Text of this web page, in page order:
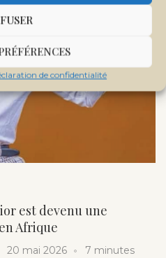
de confidentialité
est devenu une
Afrique
20 mai 2026
7 minutes